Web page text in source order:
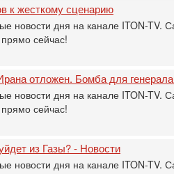
к жесткому сценарию
новости дня на канале ITON-TV.
сейчас!
отложен. Бомба для
новости дня на канале ITON-TV.
сейчас!
из Газы? - Новости
новости дня на канале ITON-TV.